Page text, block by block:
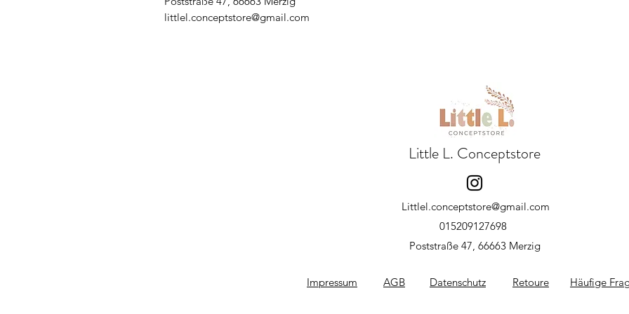
littlel.conceptstore@gmail.com
Little L. Conceptstore
Littlel.conceptstore@gmail.com
015209127698
Poststraße 47, 66663 Merzig
Impressum AGB Datenschutz Retoure Häufige